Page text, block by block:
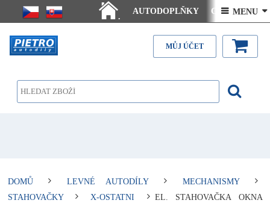
.
AUTODOPLŇKY Ceny doručení
Články - návody Kontakt
 MENU 
MŮJ ÚČET
DOMŮ LEVNÉ AUTODÍLY
MECHANISMY
STAHOVAČKY
X-OSTATNI
EL. STAHOVAČKA OKNA